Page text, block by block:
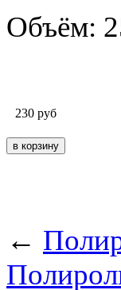
Объём:
230 руб
←